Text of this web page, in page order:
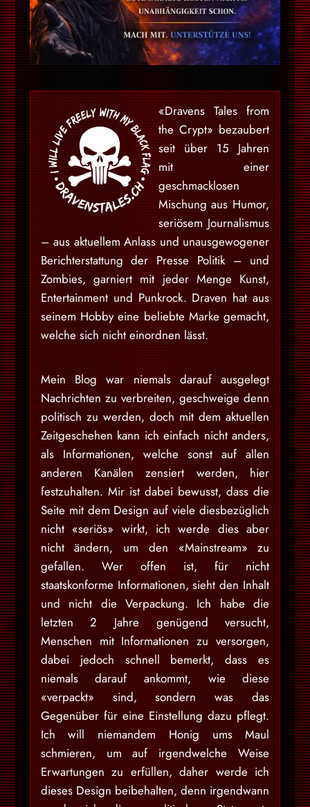
«Dravens Tales from
the Crypt» bezaubert
seit über 15 Jahren
mit einer
geschmacklosen
Mischung aus Humor,
seriösem Journalismus
– aus aktuellem Anlass und unausgewogener
Berichterstattung der Presse Politik – und
Zombies, garniert mit jeder Menge Kunst,
Entertainment und Punkrock. Draven hat aus
seinem Hobby eine beliebte Marke gemacht,
welche sich nicht einordnen lässt.
Mein Blog war niemals darauf ausgelegt
Nachrichten zu verbreiten, geschweige denn
politisch zu werden, doch mit dem aktuellen
Zeitgeschehen kann ich einfach nicht anders,
als Informationen, welche sonst auf allen
anderen Kanälen zensiert werden, hier
festzuhalten. Mir ist dabei bewusst, dass die
Seite mit dem Design auf viele diesbezüglich
nicht «seriös» wirkt, ich werde dies aber
nicht ändern, um den «Mainstream» zu
gefallen. Wer offen ist, für nicht
staatskonforme Informationen, sieht den Inhalt
und nicht die Verpackung. Ich habe die
letzten 2 Jahre genügend versucht,
Menschen mit Informationen zu versorgen,
dabei jedoch schnell bemerkt, dass es
niemals darauf ankommt, wie diese
«verpackt» sind, sondern was das
Gegenüber für eine Einstellung dazu pflegt.
Ich will niemandem Honig ums Maul
schmieren, um auf irgendwelche Weise
Erwartungen zu erfüllen, daher werde ich
dieses Design beibehalten, denn irgendwann